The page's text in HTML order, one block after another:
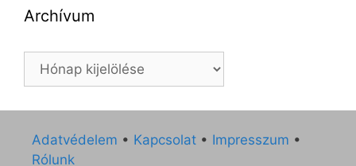
Archívum
Archívum
Adatvédelem • Kapcsolat • Impresszum •
Rólunk